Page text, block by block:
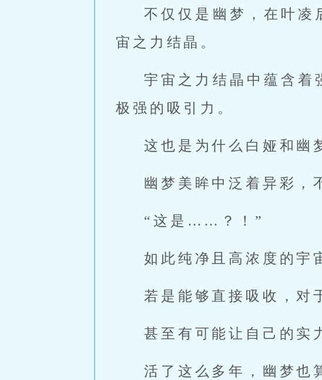
不仅仅是幽梦，在叶凌
宙之力结晶。
宇宙之力结晶中蕴含着
极强的吸引力。
这也是为什么白娅和幽
幽梦美眸中泛着异彩，
“这是……？！”
如此纯净且高浓度的宇
若是能够直接吸收，对
甚至有可能让自己的实
活了这么多年，幽梦也